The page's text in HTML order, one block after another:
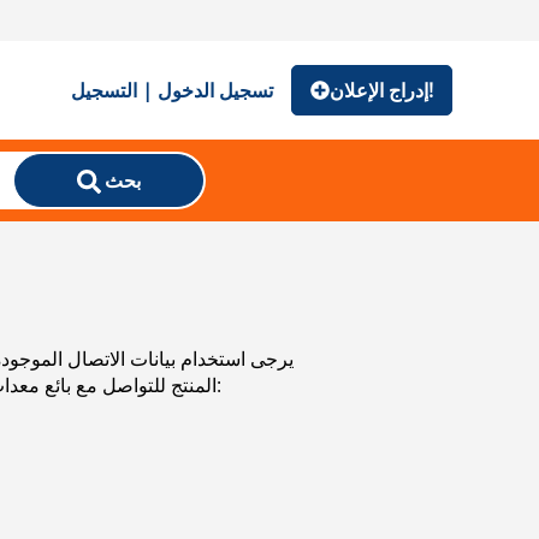
تسجيل الدخول | التسجيل إدراج الإعلان!
بحث
المنتج للتواصل مع بائع معدات وماكينات زراعية المستعملة. يمكنك استعراض إعلانات معدات وماكينات زراعية المستعملة من البلدان المجاورة: